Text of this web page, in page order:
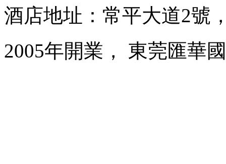
酒店地址：常平大道2號
2005年開業， 東莞匯